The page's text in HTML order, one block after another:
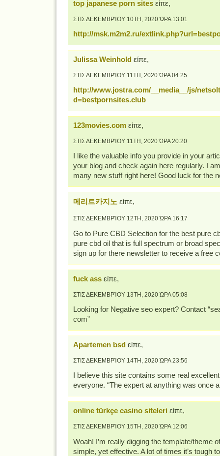
top japanese porn sitesείπε,
ΣΤΙΣ ΔΕΚΕΜΒΡΊΟΥ 10TH, 2020 ΏΡΑ 13:01
http://msk.m2m2.ru/
Julissa Weinhold είπε,
ΣΤΙΣ ΔΕΚΕΜΒΡΊΟΥ 11TH, 2020 ΏΡΑ 04:25
http://www.jostra.com/__media__/js/
d=bestpornsites.club
123movies.comείπε,
ΣΤΙΣ ΔΕΚΕΜΒΡΊΟΥ 11TH, 2020 ΏΡΑ 20:20
I like the valuable info you provide in your
your blog and check again here regularly. I
many new stuff right here! Good luck for the
메리트카지노είπε,
ΣΤΙΣ ΔΕΚΕΜΒΡΊΟΥ 12TH, 2020 ΏΡΑ 16:17
Go to Pure CBD Selection for the best pure
pure cbd oil that is full spectrum or broad
sign up for there newsletter to receive a free
fuck assείπε,
ΣΤΙΣ ΔΕΚΕΜΒΡΊΟΥ 13TH, 2020 ΏΡΑ 05:08
Looking for Negative seo expert? Contact
com”
Apartemen bsd είπε,
ΣΤΙΣ ΔΕΚΕΜΒΡΊΟΥ 14TH, 2020 ΏΡΑ 23:56
I believe this site contains some real
everyone. “The expert at anything was once
online türkçe casino siteleri είπε,
ΣΤΙΣ ΔΕΚΕΜΒΡΊΟΥ 15TH, 2020 ΏΡΑ 12:06
Woah! I’m really digging the template/theme
simple, yet effective. A lot of times it’s tough